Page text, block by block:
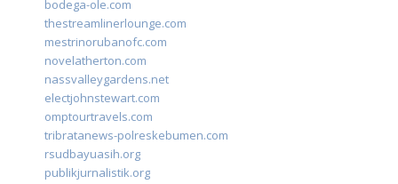
bodega-ole.com
thestreamlinerlounge.com
mestrinorubanofc.com
novelatherton.com
nassvalleygardens.net
electjohnstewart.com
omptourtravels.com
tribratanews-polreskebumen.com
rsudbayuasih.org
publikjurnalistik.org